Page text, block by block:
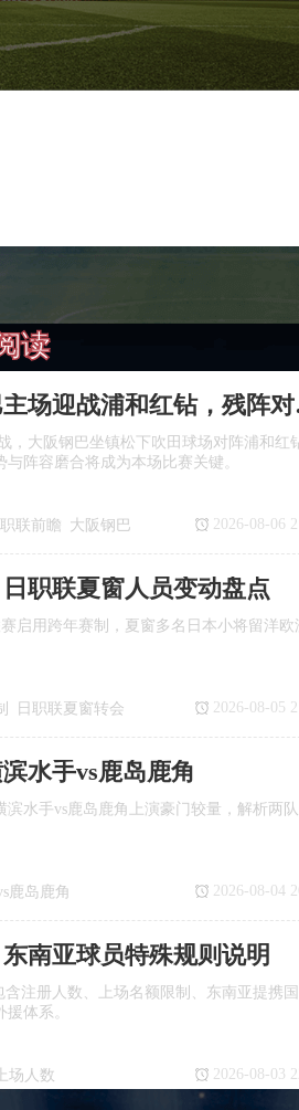
读
日职
，大阪钢巴坐镇松下吹田球场对阵浦和红
阵容磨合将成为本场比赛关键。
联前瞻
大阪钢巴
2026-08-06
职联夏窗人员变动盘点
启用跨年赛制，夏窗多名日本小将留洋欧
日职联夏窗转会
2026-08-05
水手vs鹿岛鹿角
水手vs鹿岛鹿角上演豪门较量，解析两
鹿岛鹿角
2026-08-04
南亚球员特殊规则说明
注册人数、上场名额限制、东南亚提携
体系。
场人数
2026-08-03